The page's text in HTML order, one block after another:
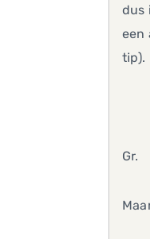
dus
een
tip).
Gr.